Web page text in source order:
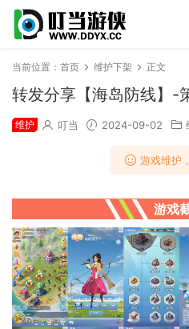
当前位置： 首页 维护下架 正文
转发分享【海岛防线】-
维护 叮当 2024-09-02
游戏维护
游戏